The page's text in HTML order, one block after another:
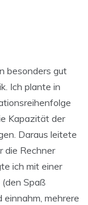
besonders gut
Ich plante in
Kapazität der
Daraus leitete
die Rechner
ich mit einer
Spaß
mehrere